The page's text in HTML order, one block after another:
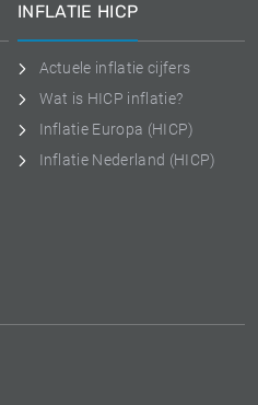
INFLATIE HICP
Actuele inflatie cijfers
Wat is HICP inflatie?
Inflatie Europa (HICP)
Inflatie Nederland (HICP)